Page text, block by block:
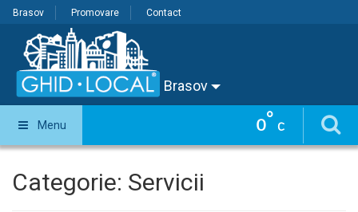
Brasov Promovare Contact
Brasov
0° C
Menu
Categorie: Servicii